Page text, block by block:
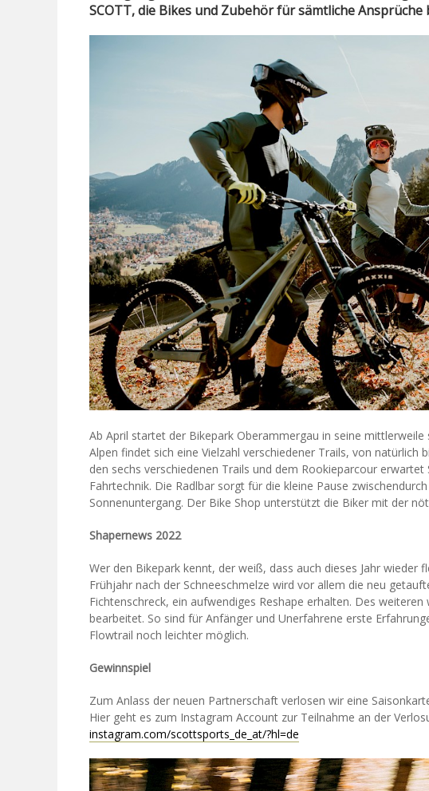
SCOTT, die Bikes und Zubehör für sämtliche Ansprüche
Ab April startet der Bikepark Oberammergau in seine
Alpen findet sich eine Vielzahl verschiedener Trails, von natürlich
den sechs verschiedenen Trails und dem Rookieparcour
Fahrtechnik. Die Radlbar sorgt für die kleine Pause
Sonnenuntergang. Der Bike Shop unterstützt die Biker mit der
Shapernews 2022
Wer den Bikepark kennt, der weiß, dass auch dieses Jahr wieder
Frühjahr nach der Schneeschmelze wird vor allem die neu
Fichtenschreck, ein aufwendiges Reshape erhalten. Des
bearbeitet. So sind für Anfänger und Unerfahrene erste
Flowtrail noch leichter möglich.
Gewinnspiel
Zum Anlass der neuen Partnerschaft verlosen wir eine
Hier geht es zum Instagram Account zur Teilnahme an der
instagram.com/scottsports_de_at/?hl=de